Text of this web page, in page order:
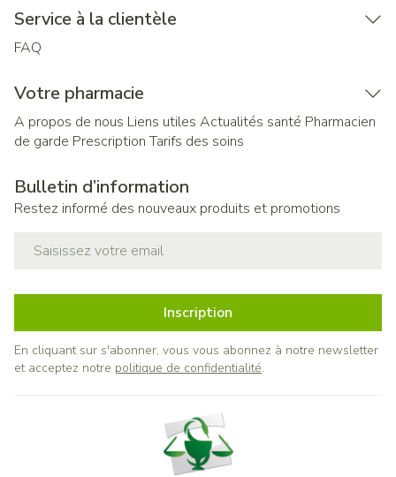
Service à la clientèle
FAQ
Votre pharmacie
A propos de nous Liens utiles Actualités santé Pharmacien
de garde Prescription Tarifs des soins
Bulletin d’information
Restez informé des nouveaux produits et promotions
Inscription
En cliquant sur s'abonner, vous vous abonnez à notre newsletter
et acceptez notre politique de confidentialité.